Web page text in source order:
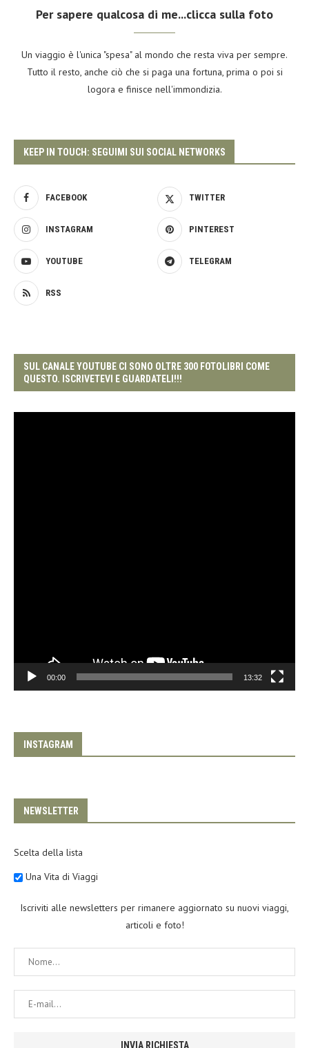
Per sapere qualcosa di me...clicca sulla foto
Un viaggio è l'unica "spesa" al mondo che resta viva per sempre.
Tutto il resto, anche ciò che si paga una fortuna, prima o poi si
logora e finisce nell'immondizia.
KEEP IN TOUCH: SEGUIMI SUI SOCIAL NETWORKS
FACEBOOK TWITTER
INSTAGRAM PINTEREST
YOUTUBE TELEGRAM
RSS
SUL CANALE YOUTUBE CI SONO OLTRE 300 FOTOLIBRI COME
QUESTO. ISCRIVETEVI E GUARDATELI!!!
00:00 13:32
INSTAGRAM
NEWSLETTER
Scelta della lista
Una Vita di Viaggi
Iscriviti alle newsletters per rimanere aggiornato su nuovi viaggi,
articoli e foto!